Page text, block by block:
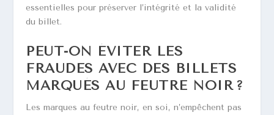
essentielles pour préserver l’intégrité et la validité
du billet.
PEUT-ON ÉVITER LES
FRAUDES AVEC DES BILLETS
MARQUÉS AU FEUTRE NOIR ?
Les marques au feutre noir, en soi, n’empêchent pas